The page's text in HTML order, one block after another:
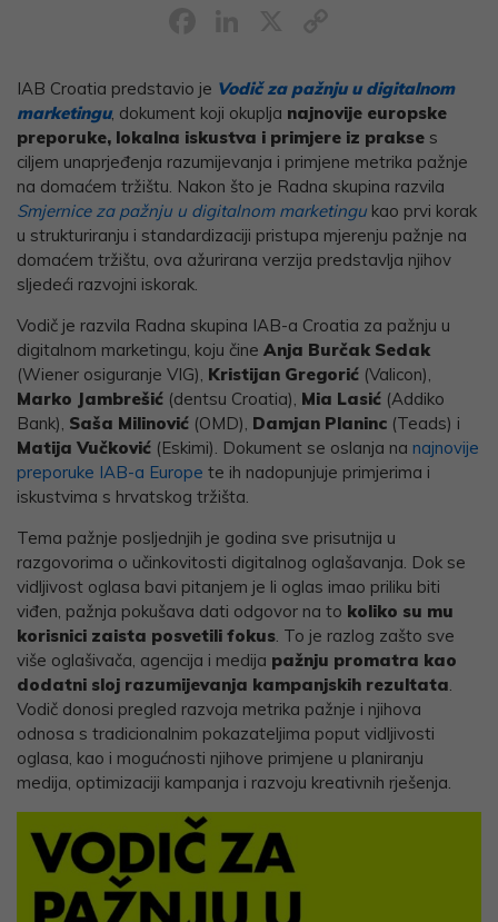
IAB Croatia predstavio je Vodič za pažnju u digitalnom
marketingu, dokument koji okuplja najnovije europske
preporuke, lokalna iskustva i primjere iz prakse s
ciljem unaprjeđenja razumijevanja i primjene metrika pažnje
na domaćem tržištu. Nakon što je Radna skupina razvila
Smjernice za pažnju u digitalnom marketingu kao prvi korak
u strukturiranju i standardizaciji pristupa mjerenju pažnje na
domaćem tržištu, ova ažurirana verzija predstavlja njihov
sljedeći razvojni iskorak.
Vodič je razvila Radna skupina IAB-a Croatia za pažnju u
digitalnom marketingu, koju čine Anja Burčak Sedak
(Wiener osiguranje VIG), Kristijan Gregorić (Valicon),
Marko Jambrešić (dentsu Croatia), Mia Lasić (Addiko
Bank), Saša Milinović (OMD), Damjan Planinc (Teads) i
Matija Vučković (Eskimi). Dokument se oslanja na najnovije
preporuke IAB-a Europe te ih nadopunjuje primjerima i
iskustvima s hrvatskog tržišta.
Tema pažnje posljednjih je godina sve prisutnija u
razgovorima o učinkovitosti digitalnog oglašavanja. Dok se
vidljivost oglasa bavi pitanjem je li oglas imao priliku biti
viđen, pažnja pokušava dati odgovor na to koliko su mu
korisnici zaista posvetili fokus. To je razlog zašto sve
više oglašivača, agencija i medija pažnju promatra kao
dodatni sloj razumijevanja kampanjskih rezultata.
Vodič donosi pregled razvoja metrika pažnje i njihova
odnosa s tradicionalnim pokazateljima poput vidljivosti
oglasa, kao i mogućnosti njihove primjene u planiranju
medija, optimizaciji kampanja i razvoju kreativnih rješenja.